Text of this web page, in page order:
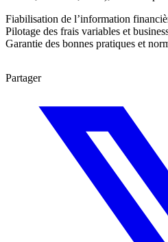
Fiabilisation de l’information
Pilotage des frais variables et
Garantie des bonnes pratiques et
Partager